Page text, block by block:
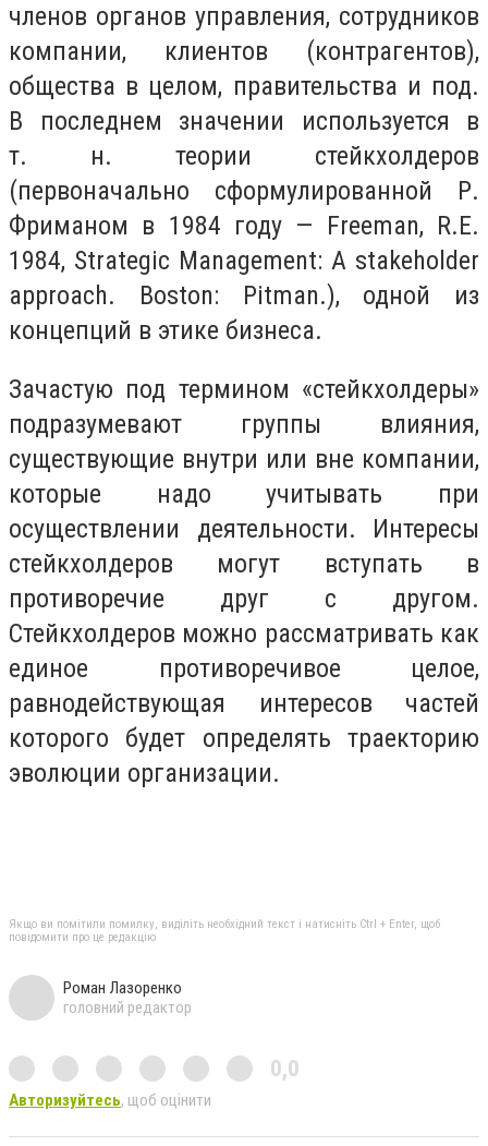
членов органов управления, сотрудников
компании, клиентов (контрагентов),
общества в целом, правительства и под.
В последнем значении используется в
т. н. теории стейкхолдеров
(первоначально сформулированной Р.
Фриманом в 1984 году — Freeman, R.E.
1984, Strategic Management: A stakeholder
approach. Boston: Pitman.), одной из
концепций в этике бизнеса.
Зачастую под термином «стейкхолдеры»
подразумевают группы влияния,
существующие внутри или вне компании,
которые надо учитывать при
осуществлении деятельности. Интересы
стейкхолдеров могут вступать в
противоречие друг с другом.
Стейкхолдеров можно рассматривать как
единое противоречивое целое,
равнодействую­щая интересов частей
которого будет определять траекторию
эво­люции организации.
Якщо ви помітили помилку, виділіть необхідний текст і натисніть Ctrl + Enter, щоб
повідомити про це редакцію
Роман Лазоренко
головний редактор
0,0
Авторизуйтесь, щоб оцінити